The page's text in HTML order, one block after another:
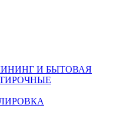
И БЫТОВАЯ